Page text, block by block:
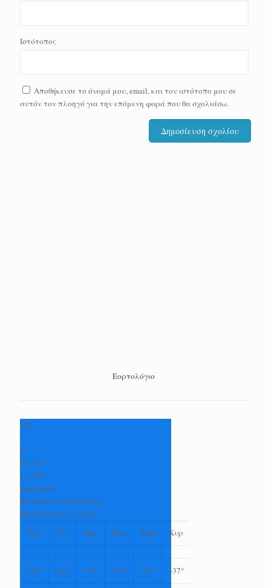
Ιστότοπος
Αποθήκευσε το όνομά μου, email, και τον ιστότοπο μου σε
αυτόν τον πλοηγό για την επόμενη φορά που θα σχολιάσω.
Εορτολόγιο
+33
°
C
H: +34°
L: +25°
Καρδίτσα
Δευτέρα, 10 Αύγουστος
Πρόγνωση για 7 μέρες
Τρι
Τετ Πεμ Παρ Σαβ Κυρ
+36° +40° +39° +35° +34° +37°